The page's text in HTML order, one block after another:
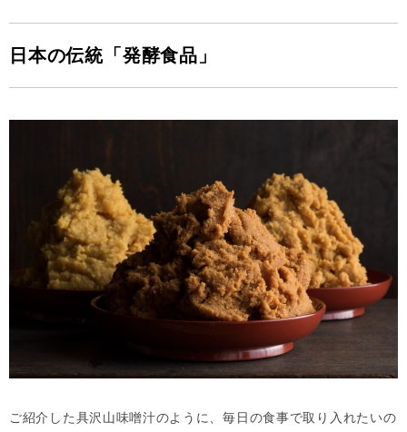
日本の伝統「発酵食品」
ご紹介した具沢山味噌汁のように、毎日の食事で取り入れたいの